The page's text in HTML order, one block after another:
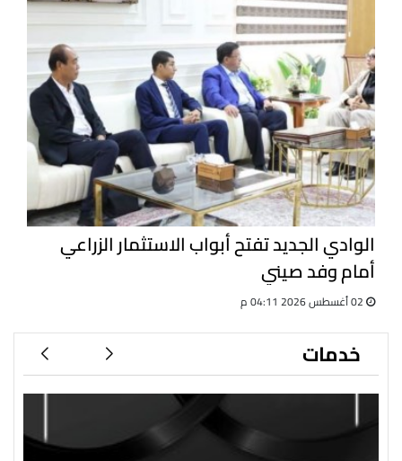
الوادي الجديد تفتح أبواب الاستثمار الزراعي
أمام وفد صيني
خدمات